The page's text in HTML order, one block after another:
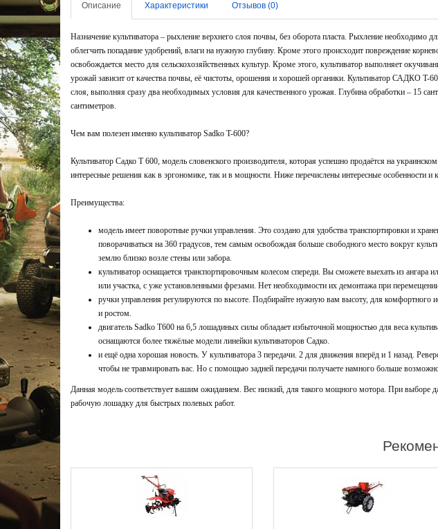
Описание Характеристики Отзывов (0)
Назначение культиватора – рыхление верхнего слоя почвы, без оборота пласта. Рыхление необходимо
облегчить попадание удобрений, влаги на нужную глубину. Кроме этого происходит повреждение
освобождается место для сельскохозяйственных культур. Кроме этого, культиватор выполняет
урожай зависит от качества почвы, её чистоты, орошения и хорошей органики. Культиватор САДКО T-
слоя, выполняя сразу два необходимых условия для качественного урожая. Глубина обработки – 15
сантиметров.
Чем вам полезен именно культиватор Sadko T-600?
Культиватор Садко Т 600, модель словенского производителя, которая успешно продаётся на
интересные решения как в эргономике, так и в мощности. Ниже перечислены интересные особенности и
Преимущества:
модель имеет поворотные ручки управления. Это создано для удобства транспортировки и
поворачиваться на 360 градусов, тем самым освобождая больше свободного место вокруг
землю близко возле стены или забора.
культиватор оснащается транспортировочным колесом спереди. Вы сможете выехать из ангара
или участка, с уже установленными фрезами. Нет необходимости их демонтажа при
ручки управления регулируются по высоте. Подбирайте нужную вам высоту, для комфортного
и ростом.
двигатель Sadko T600 на 6,5 лошадиных силы обладает избыточной мощностью для веса
оснащаются более тяжёлые модели линейки культиваторов Садко.
и ещё одна хорошая новость. У культиватора 3 передачи. 2 для движения вперёд и 1 назад.
чтобы не травмировать вас. Но с помощью задней передачи получаете намного больше
Данная модель соответствует вашим ожиданием. Вес низкий, для такого мощного мотора. При выборе
рабочую лошадку для быстрых полевых работ.